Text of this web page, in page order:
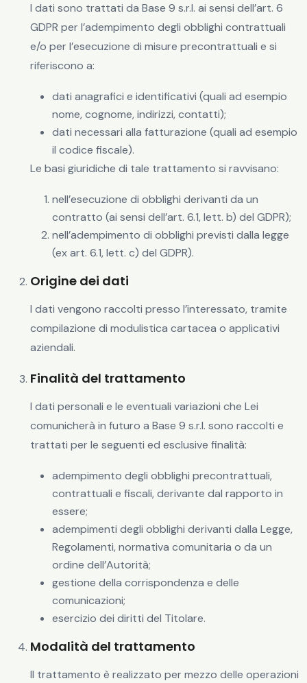
I dati sono trattati da Base 9 s.r.l. ai sensi dell’art. 6
GDPR per l’adempimento degli obblighi contrattuali
e/o per l’esecuzione di misure precontrattuali e si
riferiscono a:
dati anagrafici e identificativi (quali ad esempio
nome, cognome, indirizzi, contatti);
dati necessari alla fatturazione (quali ad esempio
il codice fiscale).
Le basi giuridiche di tale trattamento si ravvisano:
nell’esecuzione di obblighi derivanti da un
contratto (ai sensi dell’art. 6.1, lett. b) del GDPR);
nell’adempimento di obblighi previsti dalla legge
(ex art. 6.1, lett. c) del GDPR).
Origine dei dati
I dati vengono raccolti presso l’interessato, tramite
compilazione di modulistica cartacea o applicativi
aziendali.
Finalità del trattamento
I dati personali e le eventuali variazioni che Lei
comunicherà in futuro a Base 9 s.r.l. sono raccolti e
trattati per le seguenti ed esclusive finalità:
adempimento degli obblighi precontrattuali,
contrattuali e fiscali, derivante dal rapporto in
essere;
adempimenti degli obblighi derivanti dalla Legge,
Regolamenti, normativa comunitaria o da un
ordine dell’Autorità;
gestione della corrispondenza e delle
comunicazioni;
esercizio dei diritti del Titolare.
Modalità del trattamento
Il trattamento è realizzato per mezzo delle operazioni